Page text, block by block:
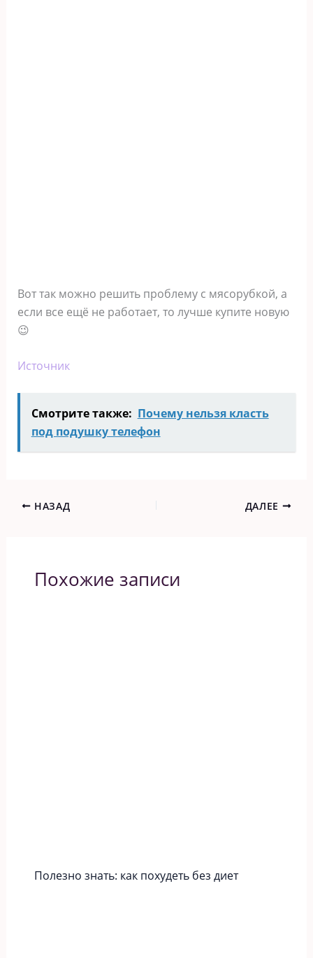
Вот так можно решить проблему с мясорубкой, а
если все ещё не работает, то лучше купите новую
😉
Источник
Смотрите также: Почему нельзя класть
под подушку телефон
НАЗАД ДАЛЕЕ
Похожие записи
Полезно знать: как похудеть без диет